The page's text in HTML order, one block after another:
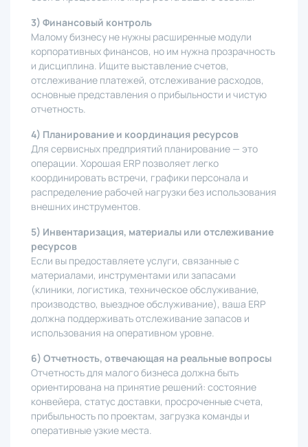
3) Финансовый контроль
Малому бизнесу не нужны расширенные модули
корпоративных финансов, но им нужна прозрачность
и дисциплина. Ищите выставление счетов,
отслеживание платежей, отслеживание расходов,
основные представления о прибыльности и чистую
отчетность.
4) Планирование и координация ресурсов
Для сервисных предприятий планирование — это
операции. Хорошая ERP позволяет легко
координировать встречи, графики персонала и
распределение рабочей нагрузки без использования
внешних инструментов.
5) Инвентаризация, материалы или отслеживание
ресурсов
Если вы предоставляете услуги, связанные с
материалами, инструментами или запасами
(клиники, логистика, техническое обслуживание,
производство, выездное обслуживание), ваша ERP
должна поддерживать отслеживание запасов и
использования на оперативном уровне.
6) Отчетность, отвечающая на реальные вопросы
Отчетность для малого бизнеса должна быть
ориентирована на принятие решений: состояние
конвейера, статус доставки, просроченные счета,
прибыльность по проектам, загрузка команды и
оперативные узкие места.